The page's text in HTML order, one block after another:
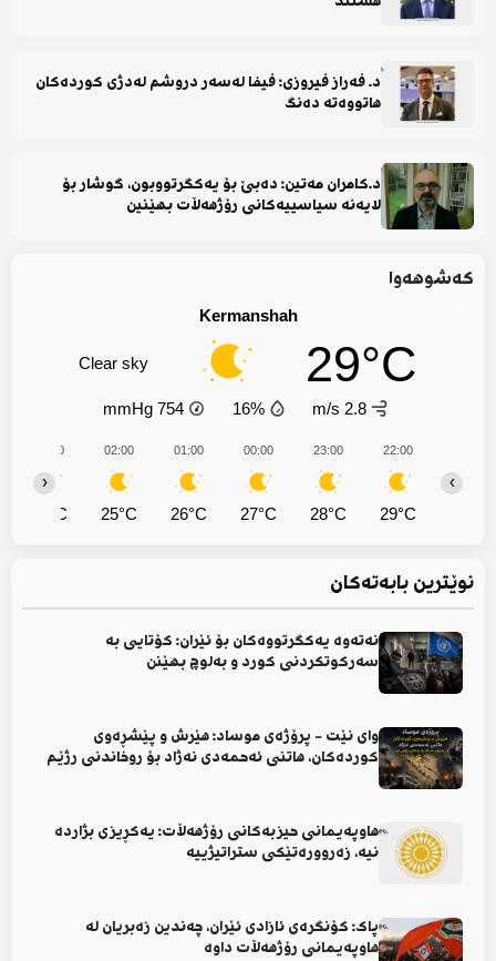
نوێترین بابەتەکان
نەتەوە یەکگرتووەکان بۆ ئێران: کۆتایی بە
سەرکوتکردنی کورد و بەلوچ بهێنن
وای نێت - پرۆژەی موساد: هێرش و پێشڕەوی
کوردەکان، هاتنی ئەحمەدی نەژاد بۆ روخاندنی رژێم
هاوپەیمانی حیزبەکانی رۆژهەڵات: یەکڕیزی بژاردە
نیە، زەروورەتێکی ستراتیژییە
پاک: کۆنگرەی ئازادی ئێران، چەندین زەبریان لە
هاوپەیمانی رۆژهەڵات داوە
کەشوهەوا
Kermanshah
29°C
Clear sky
2.8 m/s
16%
754
mmHg
22:00
29°C
23:00
28°C
00:00
27°C
01:00
26°C
02:00
25°C
03:00
25°C
‹ ›
د. فەراز فیروزی: فیفا لەسەر دروشم لەدژی کوردەکان
هاتووەتە دەنگ
د.کامران مەتین: دەبێ بۆ یەکگرتووبون، گوشار بۆ
لایەنە سیاسییەکانی رۆژهەڵات بهێنین